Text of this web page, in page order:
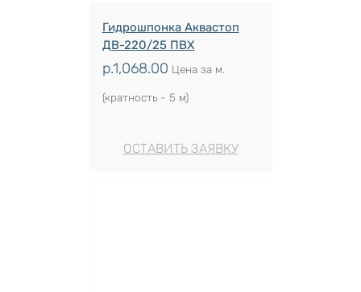
Гидрошпонка Аквастоп
ДВ-220/25 ПВХ
р.1,068.00 Цена за м.
(кратность - 5 м)
ОСТАВИТЬ ЗАЯВКУ